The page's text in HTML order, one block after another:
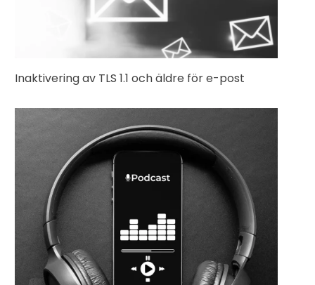
Inaktivering av TLS 1.1 och äldre för e-post